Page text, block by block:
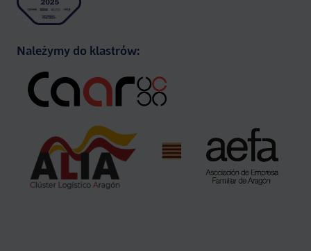
Należymy do klastrów: